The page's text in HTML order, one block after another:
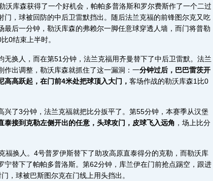
沃库森获得了一个好机会，帕帕多普洛斯和罗尔费斯作了一个二过
门，球被回防的中后卫雷默挡出。随后法兰克福的前锋图尔克又吃
最后一分钟，勒沃库森的弗赖尔一脚任意球穿透人墙，而门将普勒
0结束上半时。
换人，而在第51分钟，法兰克福用齐曼替下了中后卫雷默。法兰
作出调整，勒沃库森就抓住了这一漏洞：一分钟过后，巴巴雷茨开
高高跃起，在门前4米处把球顶入大门， 客场作战的勒沃库森1比0
了3分钟，法兰克福就把比分扳平了。第55分钟，本赛季从汉堡
泰接到克勒左侧开出的任意，头球攻门，皮球飞入远角 ，场上比分
换人。4号普罗伊斯替下了助攻高原直泰得分的克勒，而勒沃库
宁替下了帕帕多普洛斯。第62分钟，库兰伊在门前抢点踢空，跟进
，球被巴斯图尔克在门线上用头挡出。